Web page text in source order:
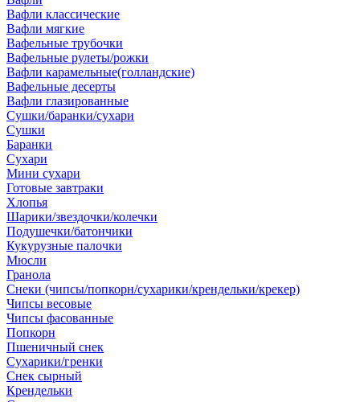
Вафли классические
Вафли мягкие
Вафельные трубочки
Вафельные рулеты/рожки
Вафли карамельные(голландские)
Вафельные десерты
Вафли глазированные
Сушки/баранки/сухари
Сушки
Баранки
Сухари
Мини сухари
Готовые завтраки
Хлопья
Шарики/звездочки/колечки
Подушечки/батончики
Кукурузные палочки
Мюсли
Гранола
Снеки (чипсы/попкорн/сухарики/крендельки/крекер)
Чипсы весовые
Чипсы фасованные
Попкорн
Пшеничный снек
Сухарики/гренки
Снек сырный
Крендельки